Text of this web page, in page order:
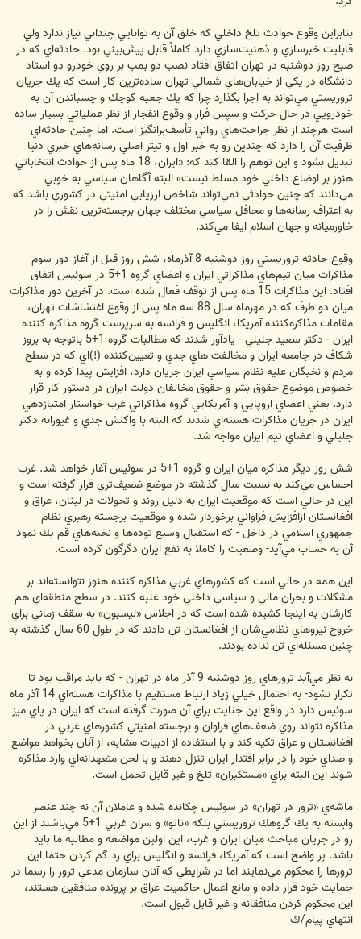
بنابراين وقوع حوادث تلخ داخلي كه خلق آن به توانايي چنداني نياز ندارد ولي
قابليت خبرسازي و ذهنيت‌سازي دارد كاملاً قابل پيش‌بيني بود. حادثه‌اي كه در
صبح روز دوشنبه در تهران اتفاق افتاد نصب دو بمب بر روي خودرو دو استاد
دانشگاه در يكي از خيابان‌هاي شمالي تهران ساده‌ترين كار است كه يك جريان
تروريستي مي‌تواند به اجرا بگذارد چرا كه يك جعبه كوچك و چسباندن آن به
خودرويي در حال حركت و سپس فرار و وقوع انفجار از نظر عملياتي بسيار ساده
است هرچند از نظر جراحت‌هاي رواني تأسف‌برانگيز است. اما چنين حادثه‌اي
ظرفيت آن را دارد كه چندين رو به خبر اول و تيتر اصلي رسانه‌هاي خبري دنيا
تبديل بشود و اين توهم را القا كند كه: «ايران، 18 ماه پس از حوادث انتخاباتي
هنوز بر اوضاع داخلي خود مسلط نيست» البته آگاهان سياسي به خوبي
مي‌دانند كه چنين حوادثي نمي‌تواند شاخص ارزيابي امنيتي در كشوري باشد كه
به اعتراف رسانه‌ها و محافل سياسي مختلف جهان برجسته‌ترين نقش را در
خاورميانه و جهان اسلام ايفا مي‌كند.
وقوع حادثه تروريستي روز دوشنبه 8 آذرماه، شش روز قبل از آغاز دور سوم
مذاكرات ميان‌ تيم‌هاي مذاكراتي ايران و اعضاي گروه 1+5 در سوئيس اتفاق
افتاد. اين مذاكرات 15 ماه پس از توقف فعال شده است. در آخرين دور مذاكرات
ميان دو طرف كه در مهرماه سال 88 سه ماه پس از وقوع اغتشاشات تهران،
مقامات مذاكره‌كننده آمريكا، انگليس و فرانسه به سرپرست گروه مذاكره كننده
ايران - دكتر سعيد جليلي - يادآور شدند كه مطالبات گروه 1+5 باتوجه به بروز
شكاف در جامعه ايران و مخالفت هاي جدي و تعيين‌كننده (!)‌اي كه در سطح
مردم و نخبگان عليه نظام سياسي ايران جريان دارد، افزايش پيدا كرده و به
خصوص موضوع حقوق بشر و حقوق مخالفان دولت ايران در دستور كار قرار
دارد. يعني اعضاي اروپايي و آمريكايي گروه مذاكراتي غرب خواستار امتيازدهي
ايران در جريان مذاكرات هسته‌اي شدند كه البته با واكنش جدي و غيورانه دكتر
جليلي و اعضاي تيم ايران مواجه شد.
شش روز ديگر مذاكره ميان ايران و گروه 1+5 در سوئيس آغاز خواهد شد. غرب
احساس مي‌كند به نسبت سال گذشته در موضع ضعيف‌تري قرار گرفته است و
اين در حالي است كه موقعيت ايران به دليل روند و تحولات در لبنان، عراق و
افغانستان ازافزايش فراواني برخوردار شده و موقعيت برجسته رهبري نظام
جمهوري اسلامي در داخل - كه استقبال وسيع توده‌ها و نخبه‌هاي قم يك نمود
آن به حساب مي‌آيد- وضعيت را كاملا به نفع ايران دگرگون كرده است.
اين همه در حالي است كه كشورهاي غربي مذاكره كننده هنوز نتوانسته‌اند بر
مشكلات و بحران مالي و سياسي داخلي خود غلبه كنند. در سطح منطقه‌اي هم
كارشان به اينجا كشيده شده است كه در اجلاس «ليسبون» به سقف زماني براي
خروج نيروهاي نظامي‌شان از افغانستان تن دادند كه در طول 60 سال گذشته به
چنين مسئله‌اي تن نداده بودند.
به نظر مي‌آيد ترورهاي روز دوشنبه 9 آذر ماه در تهران - كه بايد مراقب بود تا
تكرار نشود- به احتمال خيلي زياد ارتباط مستقيم با مذاكرات هسته‌اي 14 آذر ماه
سوئيس دارد در واقع اين جنايت براي آن صورت گرفته است كه ايران در پاي ميز
مذاكره نتواند روي ضعف‌هاي فراوان و برجسته امنيتي كشورهاي غربي در
افغانستان و عراق تكيه كند و با استفاده از ادبيات مشابه، از آنان بخواهد مواضع
و صداي خود را در برابر اقتدار ايران تنزل دهند و با لحن متعهدانه‌اي وارد مذاكره
شوند اين البته براي «مستكبران» تلخ و غير قابل تحمل است.
ماشه‌ي «ترور در تهران» در سوئيس چكانده شده و عاملان آن نه چند عنصر
وابسته به يك گروهك تروريستي بلكه «ناتو» و سران غربي 1+5 مي‌باشند از اين
رو در جريان مباحث ميان ايران و غرب، اين اولين مواضعه و مطالبه ما بايد
باشد. پر واضح است كه آمريكا، فرانسه و انگليس براي رد گم كردن حتما اين
ترورها را محكوم مي‌نمايند اما در شرايطي كه آنان سازمان مدعي ترور را رسما در
حمايت خود قرار داده و مانع اعمال حاكميت عراق بر پرونده منافقين هستند،
اين محكوم كردن منافقانه و غير قابل قبول است.
انتهاي پيام/ك